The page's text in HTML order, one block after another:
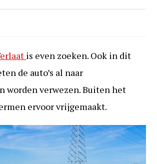
is even zoeken. Ook in dit
de auto’s al naar
worden verwezen. Buiten het
ervoor vrijgemaakt.